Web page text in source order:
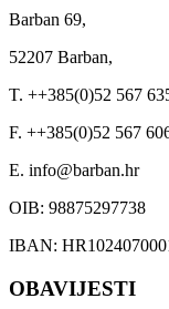
Barban 69,
52207 Barban,
T. ++385(0)52 567
F. ++385(0)52 567
E. info@barban.hr
OIB: 98875297738
IBAN:
OBAVIJESTI